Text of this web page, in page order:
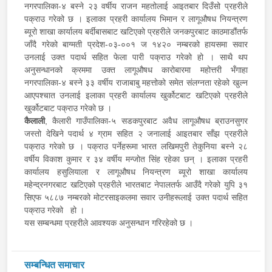
नगरपालिका-४ बस्ने २३ वर्षीय राजन महतोलाई आइतबार दिउँसो प्रहरीले
पक्राउ गरेको छ । इलाका प्रहरी कार्यालय भिमान र लागूऔषध नियन्त्रण
ब्यूरो शाखा कार्यालय बर्दीबासबाट खटिएको प्रहरीले जनकपुरबाट काठमाडौंतर्फ
जाँदै गरेको बाग्मती प्रदेश-०३-००१ ज १४२० नम्बरको हायसमा सवार
उनलाई उक्त पदार्थ सहित फेला पारी पक्राउ गरेको हो । साथै थप
अनुसन्धानको क्रममा उक्त लागूऔषध कारोबारमा महोत्तरी भँगाहा
नगरपालिका-४ बस्ने ३३ वर्षीय राजाबाबु महत्तोको समेत संलग्नता रहेको खुल्न
आएपश्चात उनलाई इलाका प्रहरी कार्यालय खुर्कोटबाट खटिएको प्रहरीले
खुर्कोटबाट पक्राउ गरेको छ ।
कैलाली, कैलारी गाउँपालिका-५ सडकपुरबाट अवैध लागूऔषध ब्राउनसुगर
जस्तो देखिने पदार्थ ४ ग्राम सहित २ जनालाई आइतबार साँझ प्रहरीले
पक्राउ गरेको छ । पक्राउ पर्नेहरूमा भारत लखिमपुरी तेकुनिया बस्ने २८
वर्षीय विकाश कुमार र ३४ वर्षीय मन्जोत सिंह रहेका छन् । इलाका प्रहरी
कार्यालय हसुलियाला र लागूऔषध नियन्त्रण ब्यूरो शाखा कार्यालय
महेन्द्रनगरबाट खटिएको प्रहरीले भारतबाट नेपालतर्फ आउँदै गरेको युपि ३१
सिएफ ५८८७ नम्बरको मोटरसाइकलमा सवार उनीहरूलाई उक्त पदार्थ सहित
पक्राउ गरेको हो ।
यस सम्बन्धमा प्रहरीले आवश्यक अनुसन्धान गरिरहेको छ ।
सम्बन्धित समाचार